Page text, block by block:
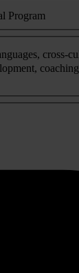
Program
cross-
coaching